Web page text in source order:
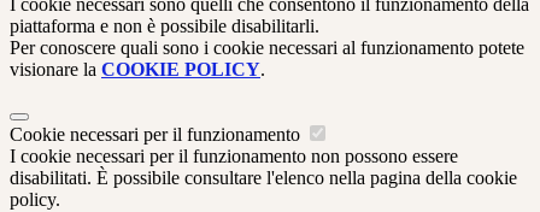
I cookie necessari sono quelli che consentono il funzionamento della
piattaforma e non è possibile disabilitarli.
Per conoscere quali sono i cookie necessari al funzionamento potete
visionare la COOKIE POLICY.
Cookie necessari per il funzionamento
I cookie necessari per il funzionamento non possono essere
disabilitati. È possibile consultare l'elenco nella pagina della cookie
policy.